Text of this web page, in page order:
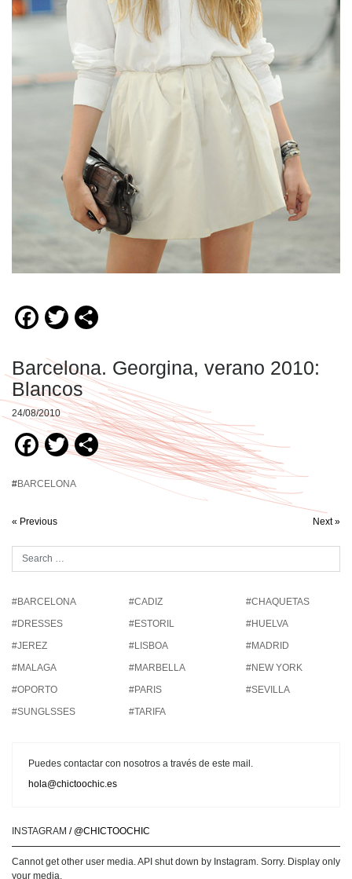
Facebook
Twitter
Barcelona. Georgina, verano 2010:
Blancos
24/08/2010
Facebook
TwitterCompartir
#BARCELONA
« Previous Next »
#BARCELONA #CADIZ
#CHAQUETAS
#DRESSES
#ESTORIL
#HUELVA
#JEREZ
#LISBOA
#MADRID
#MALAGA
#MARBELLA
#NEW YORK
#OPORTO
#PARIS
#SEVILLA
#SUNGLSSES
#TARIFA
Puedes contactar con nosotros a través de este mail.
hola@chictoochic.es
INSTAGRAM / @CHICTOOCHIC
Cannot get other user media. API shut down by Instagram. Sorry. Display only
your media.